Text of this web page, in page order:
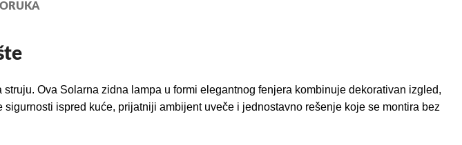
Ova Solarna zidna lampa u formi elegantnog fenjera kombinuje dekorativan izgled,
ispred kuće, prijatniji ambijent uveče i jednostavno rešenje koje se montira bez